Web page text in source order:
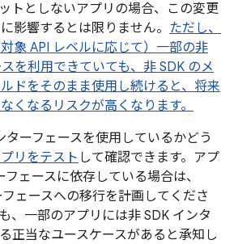
トとしないアプリの場合、この変更
影響するとは限りません。 ただし、
象 API レベルに応じて）一部の非
を利用できていても、非 SDK のメ
ドをそのまま使用し続けると、将来
くなるリスクが高くなります。
ターフェースを使用しているかどう
リをテスト して確認できます。アプ
フェースに依存している場合は、
ェースへの移行を計画してくださ
、一部のアプリには非 SDK インタ
正当なユースケースがあると承知し